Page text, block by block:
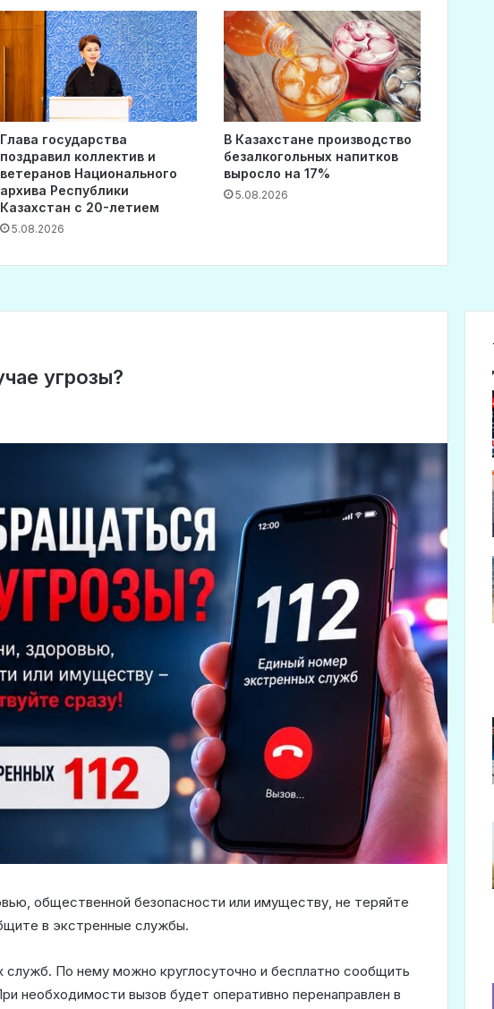
Глава государства
поздравил коллектив и
ветеранов Национального
архива Республики
Казахстан с 20-летием
5.08.2026
В Казахстане производство
безалкогольных напитков
выросло на 17%
5.08.2026